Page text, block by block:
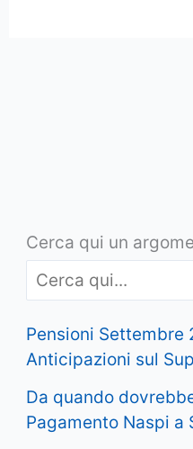
Cerca qui un
Pensioni Settembre
Anticipazioni sul
Da quando
Pagamento Naspi a